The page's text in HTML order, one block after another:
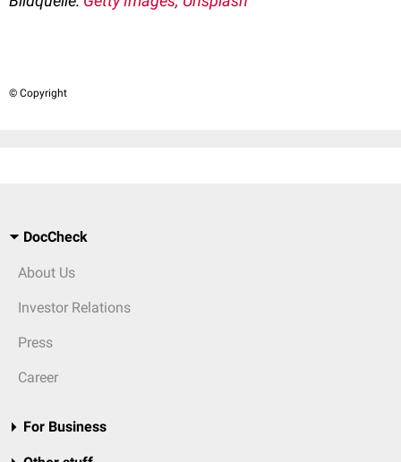
© Copyright
DocCheck
About Us
Investor Relations
Press
Career
For Business